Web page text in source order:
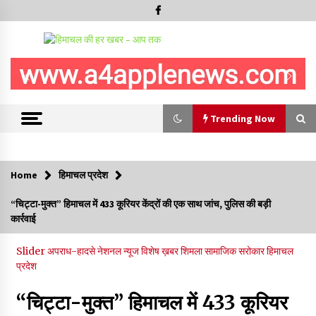
Trending Now
हिमाचल सरकार मछुआरों को नावों और मछली पकड़ने के उपकरणों पर डे रही
70 से 90% तक सब्सिडी
08/08/2026
Home हिमाचल प्रदेश
“चिट्टा-मुक्त” हिमाचल में 433 कूरियर केंद्रों की एक साथ जांच, पुलिस की बड़ी
कार्रवाई
Sliderअपराध-हादसेनेशनल न्यूजविशेष ख़बरशिमलासामाजिक सरोकारहिमाचल
प्रदेश
“चिट्टा-मुक्त” हिमाचल में 433 कूरियर